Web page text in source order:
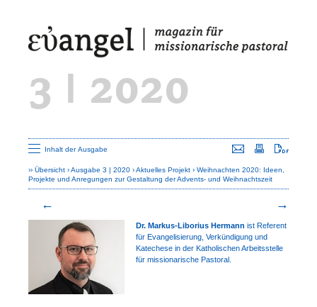
3 | 2020
Übersicht Ausgabe 3 | 2020 Aktuelles Projekt
Weihnachten 2020: Ideen,
Projekte und Anregungen zur Gestaltung der Advents- und Weihnachtszeit
Inhalt der Ausgabe Seite versenden
Seite drucken
Dr. Markus-Liborius Hermann ist Referent
für Evangelisierung, Verkün­digung und
Katechese in der Katholi­schen Arbeitsstelle
für missionarische Pastoral.